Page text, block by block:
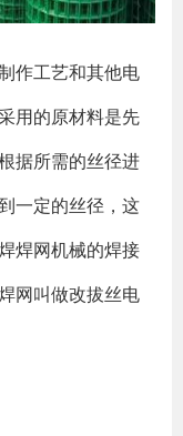
作工艺和其他电
用的原材料是先
据所需的丝径进
一定的丝径，这
焊网机械的焊接
网叫做改拔丝电